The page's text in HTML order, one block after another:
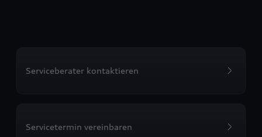
Serviceberater kontaktieren
Servicetermin vereinbaren